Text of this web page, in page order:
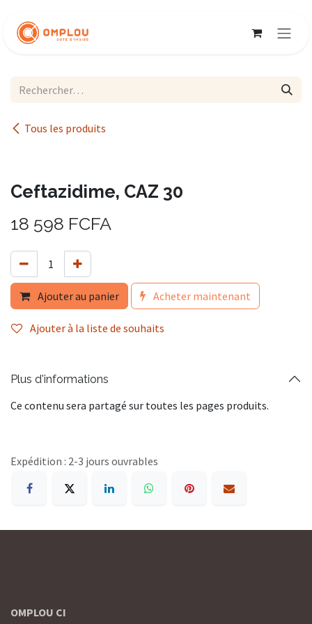
Tous les produits
Ceftazidime, CAZ 30
18 598 FCFA
Ajouter au panier Acheter maintenant
Ajouter à la liste de souhaits
Plus d'informations
Ce contenu sera partagé sur toutes les pages produits.
Expédition : 2-3 jours ouvrables
OMPLOU CI